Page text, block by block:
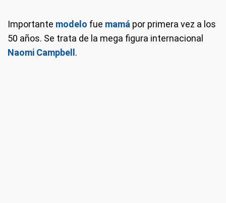
Importante modelo fue mamá por primera vez a los
50 años. Se trata de la mega figura internacional
Naomi Campbell .